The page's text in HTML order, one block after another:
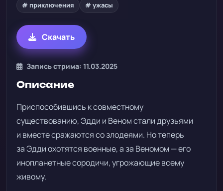
# приключения
# ужасы
Скачать
Запись стрима: 11.03.2025
Описание
Приспособившись к совместному
существованию, Эдди и Веном стали друзьями
и вместе сражаются со злодеями. Но теперь
за Эдди охотятся военные, а за Веномом — его
инопланетные сородичи, угрожающие всему
живому.